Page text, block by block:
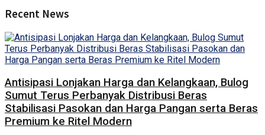
Recent News
Antisipasi Lonjakan Harga dan Kelangkaan, Bulog
Sumut Terus Perbanyak Distribusi Beras
Stabilisasi Pasokan dan Harga Pangan serta Beras
Premium ke Ritel Modern